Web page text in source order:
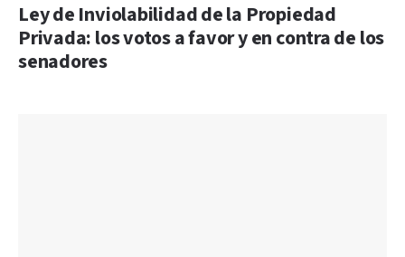
Ley de Inviolabilidad de la Propiedad
Privada: los votos a favor y en contra de los
senadores